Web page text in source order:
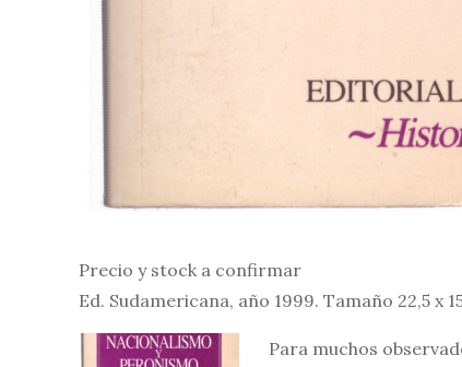
Precio y stock a confirmar
Ed. Sudamericana, año 1999. Tamaño 22,5 x
Para muchos